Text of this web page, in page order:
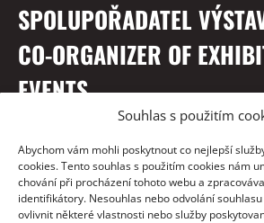
Souhlas s použitím
Abychom vám mohli poskytnout co nejlepší
cookies. Tento souhlas s použitím cookies nám
chování při procházení tohoto webu a
identifikátory. Nesouhlas nebo odvolání
ovlivnit některé vlastnosti nebo služby
SPOLUPOŘADATEL
CO-ORGANIZER OF
EVENTS